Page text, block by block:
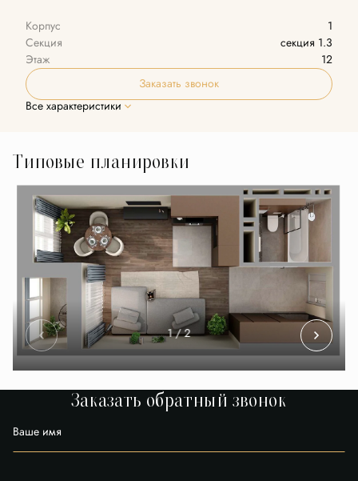
Корпус
1
Секция
секция 1.3
Этаж
12
Заказать звонок
Все характеристики
Типовые планировки
1 / 2
Заказать обратный звонок
Ваше имя